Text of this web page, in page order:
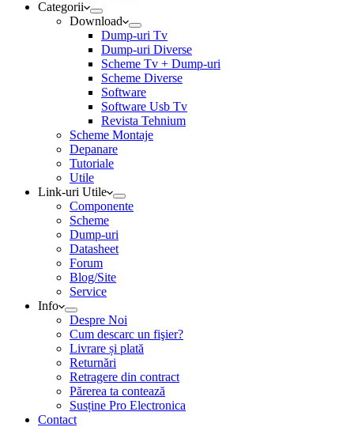
Categorii
Download
Dump-uri Tv
Dump-uri Diverse
Scheme Tv + Dump-uri
Scheme Diverse
Software
Software Usb Tv
Revista Tehnium
Scheme Montaje
Depanare
Tutoriale
Utile
Link-uri Utile
Componente
Scheme
Dump-uri
Datasheet
Forum
Blog/Site
Service
Info
Despre Noi
Cum descarc un fişier?
Livrare și plată
Returnări
Retragere din contract
Părerea ta contează
Susține Pro Electronica
Contact